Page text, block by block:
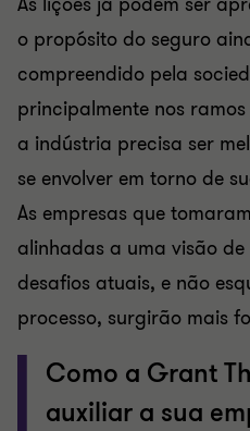
o propósito do seguro
compreendido pela
principalmente nos
a indústria precisa ser
se envolver em torno de
As empresas que
alinhadas a uma visão
desafios atuais, e não
processo, surgirão mais
Como a Grant
auxiliar a sua